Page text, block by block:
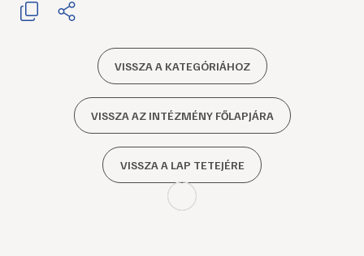
VISSZA A KATEGÓRIÁHOZ
VISSZA AZ INTÉZMÉNY FŐLAPJÁRA
VISSZA A LAP TETEJÉRE